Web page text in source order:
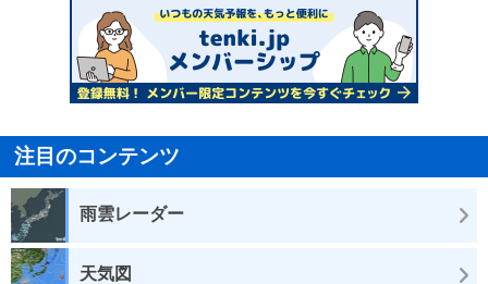
注目のコンテンツ
雨雲レーダー
天気図